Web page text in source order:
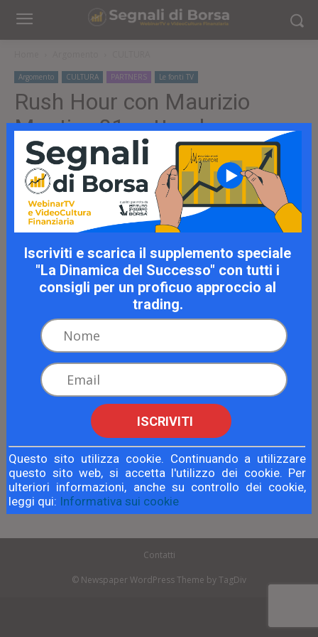
Argomento CULTURA PARTNERS Le fonti TV
Rush Hour con Maurizio
Monti – 01 settembre
Mercoledì 01 settembre 2021
Articolo precedente
Come trarre profitto dal
momento magico della sterlina
Articolo successivo
Borsa Magazine: I titoli caldi di
questa settimana
Contatti
© Newspaper WordPress Theme by TagDiv
Iscriviti e scarica il supplemento speciale
"La Dinamica del Successo" con tutti i
consigli per un proficuo approccio al
trading.
ISCRIVITI
Questo sito utilizza cookie. Continuando a utilizzare
questo sito web, si accetta l'utilizzo dei cookie. Per
ulteriori informazioni, anche su controllo dei cookie,
leggi qui: Informativa sui cookie